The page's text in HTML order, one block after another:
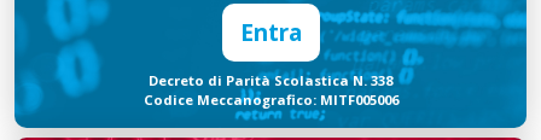
Entra
Decreto di Parità Scolastica N. 338
Codice Meccanografico: MITF005006